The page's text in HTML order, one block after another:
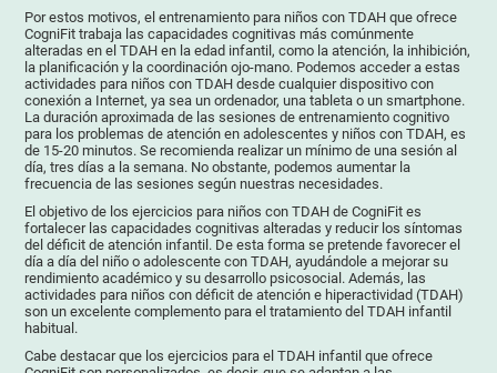
Por estos motivos, el entrenamiento para niños con TDAH que ofrece
CogniFit trabaja las capacidades cognitivas más comúnmente
alteradas en el TDAH en la edad infantil, como la atención, la inhibición,
la planificación y la coordinación ojo-mano. Podemos acceder a estas
actividades para niños con TDAH desde cualquier dispositivo con
conexión a Internet, ya sea un ordenador, una tableta o un smartphone.
La duración aproximada de las sesiones de entrenamiento cognitivo
para los problemas de atención en adolescentes y niños con TDAH, es
de 15-20 minutos. Se recomienda realizar un mínimo de una sesión al
día, tres días a la semana. No obstante, podemos aumentar la
frecuencia de las sesiones según nuestras necesidades.
El objetivo de los ejercicios para niños con TDAH de CogniFit es
fortalecer las capacidades cognitivas alteradas y reducir los síntomas
del déficit de atención infantil. De esta forma se pretende favorecer el
día a día del niño o adolescente con TDAH, ayudándole a mejorar su
rendimiento académico y su desarrollo psicosocial. Además, las
actividades para niños con déficit de atención e hiperactividad (TDAH)
son un excelente complemento para el tratamiento del TDAH infantil
habitual.
Cabe destacar que los ejercicios para el TDAH infantil que ofrece